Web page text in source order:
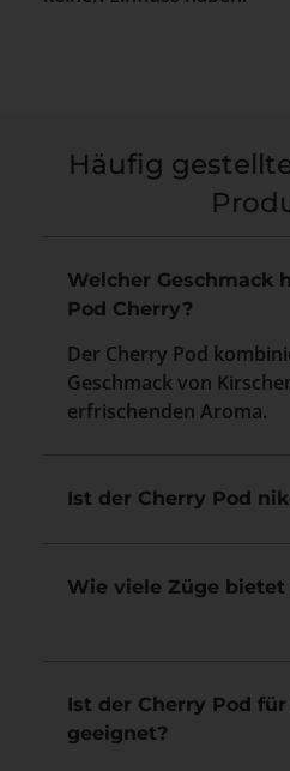
Häufig
Welcher Geschmack
Pod Cherry?
Der Cherry Pod
Geschmack von
erfrischenden Aroma.
Ist der Cherry Pod
Wie viele Züge bietet
Ist der Cherry Pod für
geeignet?